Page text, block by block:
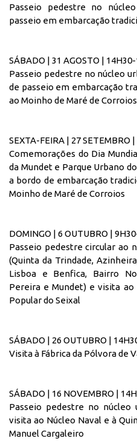
Passeio pedestre no
passeio em embarcação
SÁBADO | 31 AGOSTO |
Passeio pedestre no núcleo
de passeio em embarcação
ao Moinho de Maré de Corroios
SEXTA-FEIRA | 27 SETEMBRO
Comemorações do Dia
da Mundet e Parque Urbano
a bordo de embarcação
Moinho de Maré de Corroios
DOMINGO | 6 OUTUBRO |
Passeio pedestre circular ao
(Quinta da Trindade,
Lisboa e Benfica, Bairro
Pereira e Mundet) e visita
Popular do Seixal
SÁBADO | 26 OUTUBRO |
Visita à Fábrica da Pólvora de
SÁBADO | 16 NOVEMBRO |
Passeio pedestre no núcleo
visita ao Núcleo Naval e à
Manuel Cargaleiro